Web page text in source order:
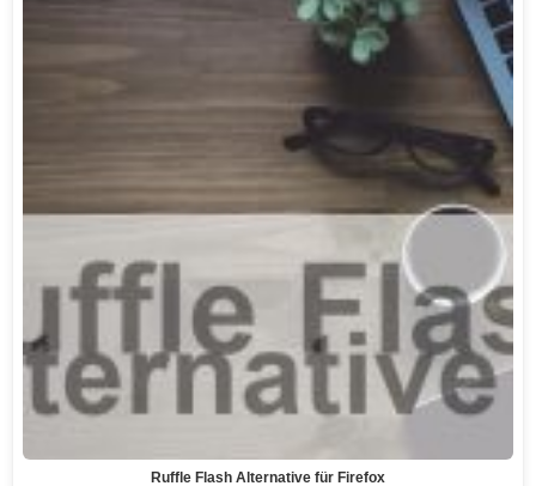
Ruffle Flash Alternative für Firefox